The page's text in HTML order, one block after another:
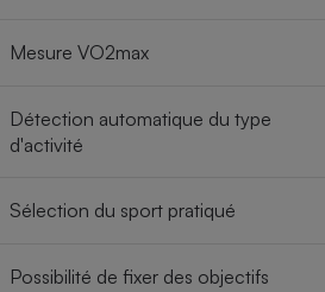
Mesure VO2max
Détection automatique du type
d'activité
Sélection du sport pratiqué
Possibilité de fixer des objectifs